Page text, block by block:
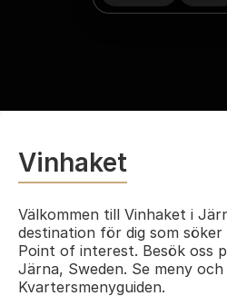
Vinhaket
Välkommen till Vinhaket i
destination för dig som
Point of interest. Besök oss
Järna, Sweden. Se meny
Kvartersmenyguiden.